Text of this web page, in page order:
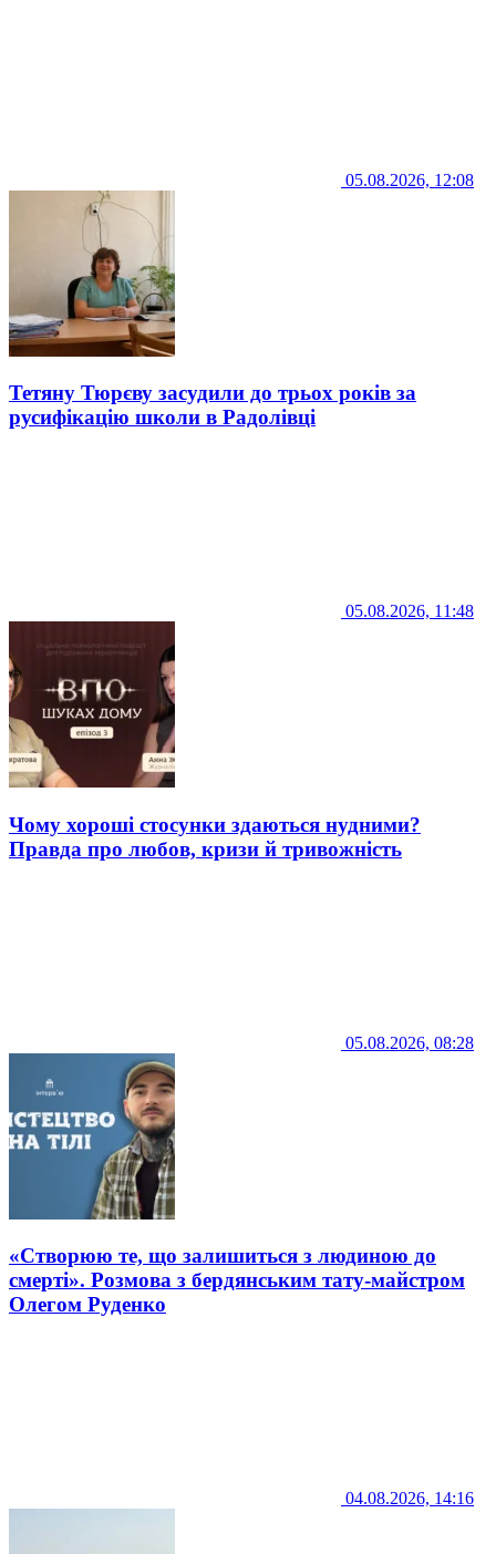
05.08.2026, 12:08
Тетяну Тюрєву засудили до трьох років за
русифікацію школи в Радолівці
05.08.2026, 11:48
Чому хороші стосунки здаються нудними?
Правда про любов, кризи й тривожність
05.08.2026, 08:28
«Створюю те, що залишиться з людиною до
смерті». Розмова з бердянським тату-майстром
Олегом Руденко
04.08.2026, 14:16